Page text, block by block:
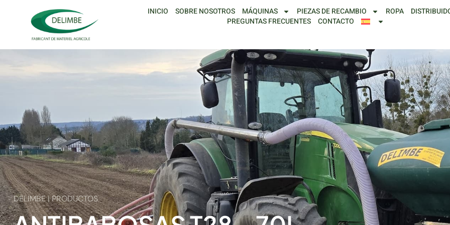
INICIO SOBRE NOSOTROS MÁQUINAS PIEZAS DE RECAMBIO ROPA
PREGUNTAS FRECUENTES
CONTACTO
DELIMBE | PRODUCTOS